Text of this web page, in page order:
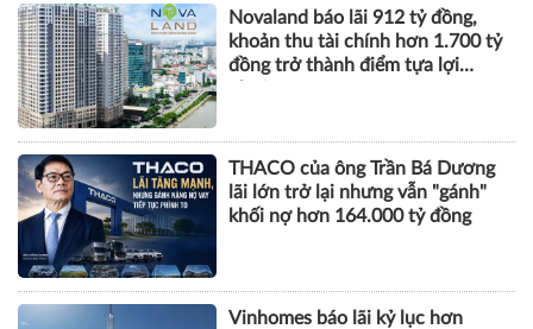
Novaland báo lãi 912 tỷ đồng,
khoản thu tài chính hơn 1.700 tỷ
đồng trở thành điểm tựa lợi
THACO của ông Trần Bá Dương
lãi lớn trở lại nhưng vẫn "gánh"
khối nợ hơn 164.000 tỷ đồng
Vinhomes báo lãi kỷ lục hơn